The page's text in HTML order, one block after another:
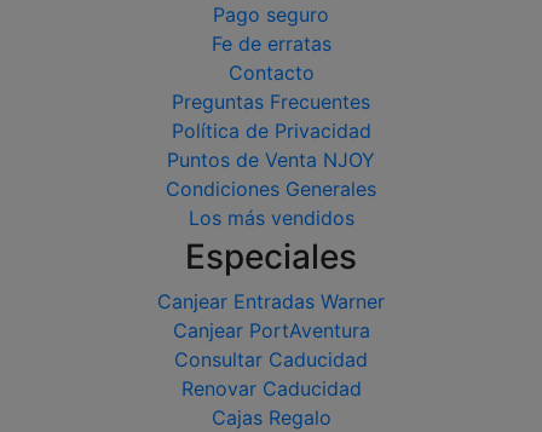
Pago seguro
Fe de erratas
Contacto
Preguntas Frecuentes
Política de Privacidad
Puntos de Venta NJOY
Condiciones Generales
Los más vendidos
Especiales
Canjear Entradas Warner
Canjear PortAventura
Consultar Caducidad
Renovar Caducidad
Cajas Regalo